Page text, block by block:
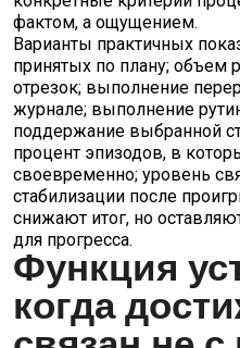
фактом, а ощущением.
Варианты практичных
принятых по плану; объем
отрезок; выполнение
журнале; выполнение
поддержание выбранной
процент эпизодов, в
своевременно; уровень
стабилизации после
снижают итог, но
для прогресса.
Функция
когда